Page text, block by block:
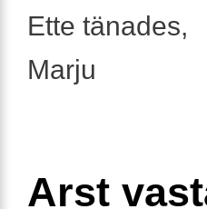
Ette tänades,
Marju
Arst